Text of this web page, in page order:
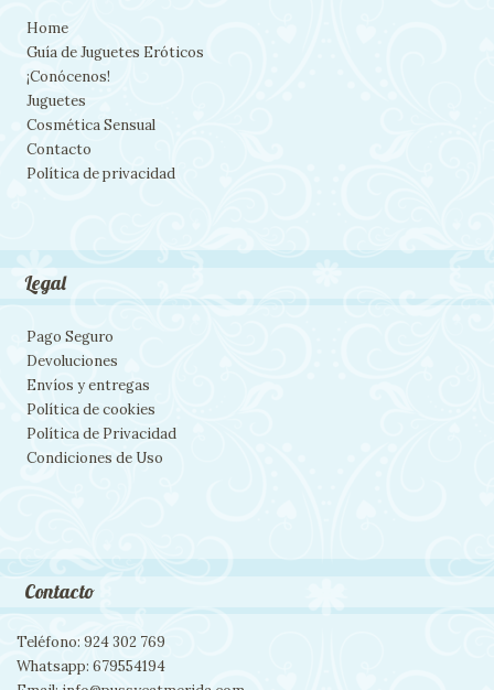
Home
Guía de Juguetes Eróticos
¡Conócenos!
Juguetes
Cosmética Sensual
Contacto
Política de privacidad
Legal
Pago Seguro
Devoluciones
Envíos y entregas
Política de cookies
Política de Privacidad
Condiciones de Uso
Contacto
Teléfono: 924 302 769
Whatsapp: 679554194